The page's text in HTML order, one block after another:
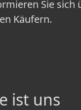
Sie sich
Käufern.
ist uns